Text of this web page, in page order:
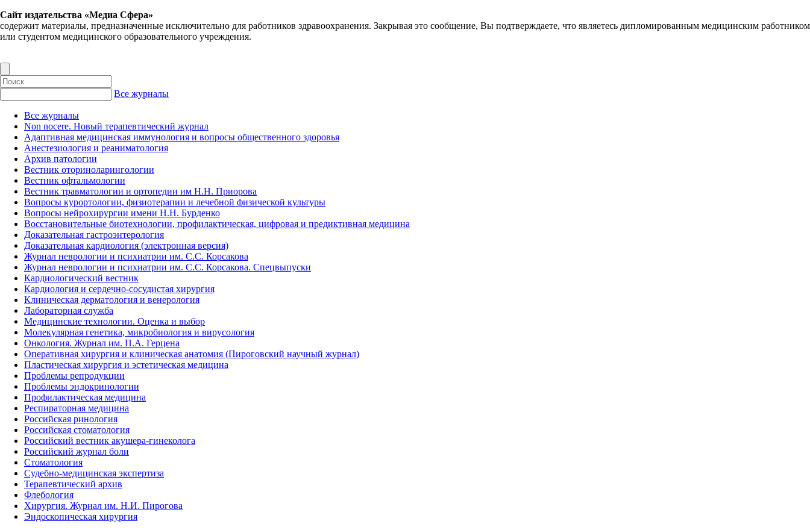
Сайт издательства «Медиа Сфера»
содержит материалы, предназначенные исключительно для работников здравоохранения. Закрывая это сообщение, Вы подтверждаете, что являетесь дипломированным медицинским работником
или студентом медицинского образовательного учреждения.
Все журналы
Все журналы
Non nocere. Новый терапевтический журнал
Адаптивная медицинская иммунология и вопросы общественного здоровья
Анестезиология и реаниматология
Архив патологии
Вестник оториноларингологии
Вестник офтальмологии
Вестник травматологии и ортопедии им Н.Н. Приорова
Вопросы курортологии, физиотерапии и лечебной физической культуры
Вопросы нейрохирургии имени Н.Н. Бурденко
Восстановительные биотехнологии, профилактическая, цифровая и предиктивная медицина
Доказательная гастроэнтерология
Доказательная кардиология (электронная версия)
Журнал неврологии и психиатрии им. С.С. Корсакова
Журнал неврологии и психиатрии им. С.С. Корсакова. Спецвыпуски
Кардиологический вестник
Кардиология и сердечно-сосудистая хирургия
Клиническая дерматология и венерология
Лабораторная служба
Медицинские технологии. Оценка и выбор
Молекулярная генетика, микробиология и вирусология
Онкология. Журнал им. П.А. Герцена
Оперативная хирургия и клиническая анатомия (Пироговский научный журнал)
Пластическая хирургия и эстетическая медицина
Проблемы репродукции
Проблемы эндокринологии
Профилактическая медицина
Респираторная медицина
Российская ринология
Российская стоматология
Российский вестник акушера-гинеколога
Российский журнал боли
Стоматология
Судебно-медицинская экспертиза
Терапевтический архив
Флебология
Хирургия. Журнал им. Н.И. Пирогова
Эндоскопическая хирургия